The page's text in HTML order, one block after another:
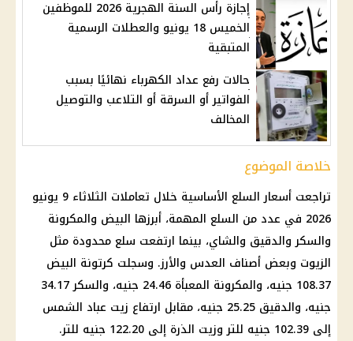
إجازة رأس السنة الهجرية 2026 للموظفين
الخميس 18 يونيو والعطلات الرسمية
المتبقية
حالات رفع عداد الكهرباء نهائيًا بسبب
الفواتير أو السرقة أو التلاعب والتوصيل
المخالف
خلاصة الموضوع
تراجعت أسعار السلع
الأساسية خلال تعاملات الثلاثاء 9 يونيو
2026 في عدد من السلع المهمة، أبرزها البيض والمكرونة
والسكر والدقيق والشاي، بينما ارتفعت سلع محدودة مثل
الزيوت وبعض أصناف العدس والأرز. وسجلت كرتونة البيض
108.37 جنيه، والمكرونة المعبأة 24.46 جنيه، والسكر 34.17
جنيه، والدقيق 25.25 جنيه، مقابل ارتفاع زيت عباد الشمس
إلى 102.39 جنيه للتر وزيت الذرة إلى 122.20 جنيه للتر.